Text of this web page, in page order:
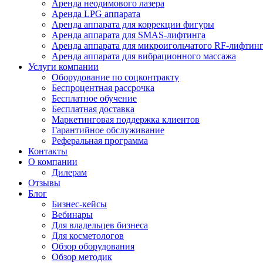
Аренда неодимового лазера
Аренда LPG аппарата
Аренда аппарата для коррекции фигуры
Аренда аппарата для SMAS-лифтинга
Аренда аппарата для микроигольчатого RF-
Аренда аппарата для вибрационного массажа
Услуги компании
Оборудование по соцконтракту
Беспроцентная рассрочка
Бесплатное обучение
Бесплатная доставка
Маркетинговая поддержка клиентов
Гарантийное обслуживание
Реферальная программа
Контакты
О компании
Дилерам
Отзывы
Блог
Бизнес-кейсы
Вебинары
Для владельцев бизнеса
Для косметологов
Обзор оборудования
Обзор методик